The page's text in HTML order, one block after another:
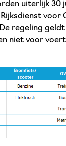
uiterlijk 30
voor
regeling
niet voor